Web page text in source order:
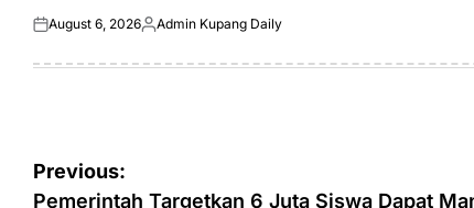
Posted
August 6, 2026Posted
Admin Kupang Daily
Post
Previous:
Pemerintah Targetkan 6 Juta Siswa Dapat